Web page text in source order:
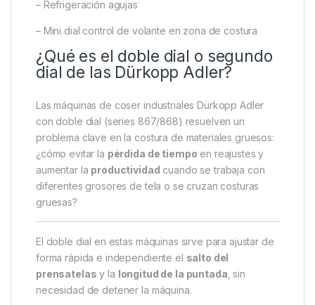
– Refrigeración agujas
– Mini dial control de volante en zona de costura
¿Qué es el doble dial o segundo
dial de las Dürkopp Adler?
Las máquinas de coser industriales Dürkopp Adler
con doble dial (series 867/868) resuelven un
problema clave en la costura de materiales gruesos:
¿cómo evitar la pérdida de tiempo en reajustes y
aumentar la productividad cuando se trabaja con
diferentes grosores de tela o se cruzan costuras
gruesas?
El doble dial en estas máquinas sirve para ajustar de
forma rápida e independiente el salto del
prensatelas y la longitud de la puntada , sin
necesidad de detener la máquina.